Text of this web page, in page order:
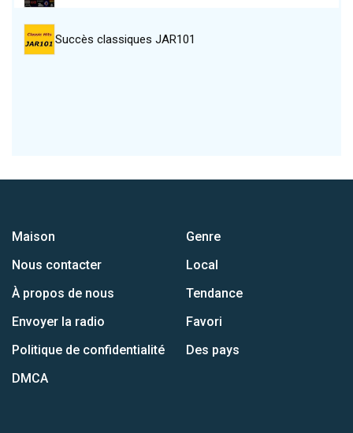
Succès classiques JAR101
Maison
Nous contacter
À propos de nous
Envoyer la radio
Politique de confidentialité
DMCA
Genre
Local
Tendance
Favori
Des pays